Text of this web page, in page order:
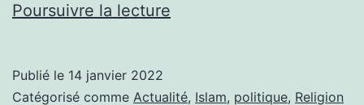
Poursuivre la lecture
ON
Publié le 14 janvier 2022
Catégorisé comme Actualité, Islam, politique, Religion